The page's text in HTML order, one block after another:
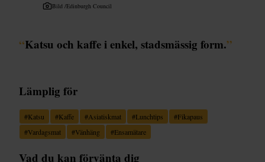
Bild /Edinburgh Council
“Katsu och kaffe i enkel, stadsmässig form.”
Lämplig för
#Katsu #Kaffe #Asiatiskmat #Lunchtips #Fikapaus
#Vardagsmat #Vänhäng #Ensamätare
Vad du kan förvänta dig